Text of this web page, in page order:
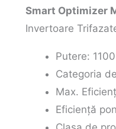
Smart Optimizer
Invertoare
Putere:
Categoria
Max.
Eficiență